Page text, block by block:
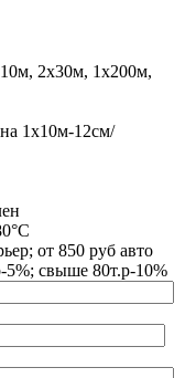
2х30м, 1х200м,
1х10м-12см/
от 850 руб авто
5%; свыше 80т.р-10%